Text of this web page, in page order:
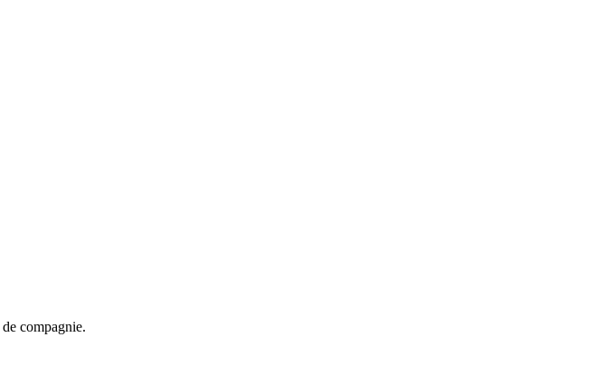
de compagnie.